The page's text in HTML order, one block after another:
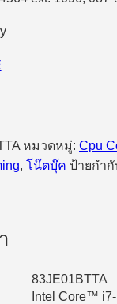
หมวดหมู่: Cpu
, โน๊ตบุ๊ค ป้ายกำกั
83JE01BTTA
Intel Core™